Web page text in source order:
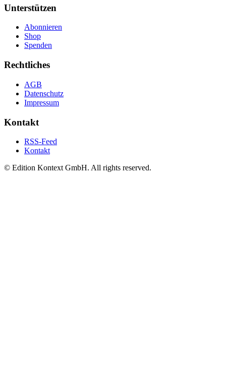
Unterstützen
Abonnieren
Shop
Spenden
Rechtliches
AGB
Datenschutz
Impressum
Kontakt
RSS-Feed
Kontakt
© Edition Kontext GmbH. All rights reserved.